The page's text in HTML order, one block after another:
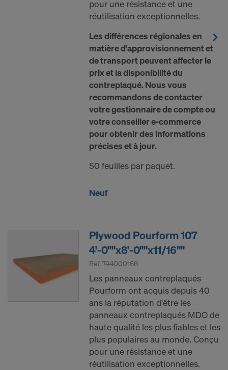
pour une résistance et une
réutilisation exceptionnelles.
Les différences régionales en
matière d'approvisionnement et
de transport peuvent affecter le
prix et la disponibilité du
contreplaqué. Nous vous
recommandons de contacter
votre gestionnaire de compte ou
votre conseiller e-commerce
pour obtenir des informations
précises et à jour.
50 feuilles par paquet.
Neuf
Plywood Pourform 107
4'-0""x8'-0""x11/16""
Réf. 744000166
Les panneaux contreplaqués
Pourform ont acquis depuis 40
ans la réputation d'être les
panneaux contreplaqués MDO de
haute qualité les plus fiables et les
plus populaires au monde. Conçu
pour une résistance et une
réutilisation exceptionnelles.